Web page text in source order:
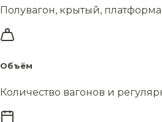
Полувагон, крытый,
Объём
Количество вагонов и